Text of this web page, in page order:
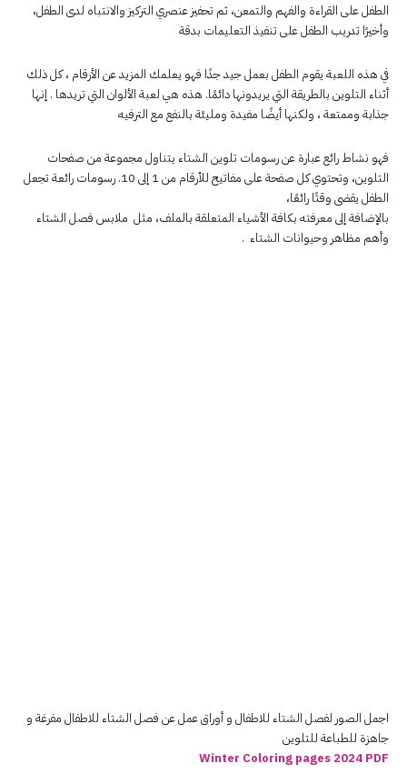
الطفل على القراءة والفهم والتمعن، ثم تحفيز عنصري التركيز والانتباه لدى الطفل،
وأخيرًا تدريب الطفل على تنفيذ التعليمات بدقة
في هذه اللعبة يقوم الطفل بعمل جيد جدًا فهو يعلمك المزيد عن الأرقام ، كل ذلك
أثناء التلوين بالطريقة التي يريدونها دائمًا. هذه هي لعبة الألوان التي تريدها . إنها
جذابة وممتعة ، ولكنها أيضًا مفيدة ومليئة بالنفع مع الترفيه
فهو نشاط رائع عبارة عن رسومات تلوين الشتاء يتناول مجموعة من صفحات
التلوين
، وتحتوي كل صفحة على مفاتيح للأرقام من 1 إلى 10. رسومات رائعة تجعل
الطفل يقضى وقتًا رائعًا،
بالإضافة إلى معرفته بكافة الأشياء المتعلقة بالملف، مثل ملابس فصل الشتاء
وأهم مظاهر وحيوانات الشتاء .
اجمل الصور لفصل الشتاء للاطفال و أوراق عمل عن فصل الشتاء للاطفال مفرغة و
جاهزة للطباعة للتلوين
Winter Coloring pages 2024 PDF